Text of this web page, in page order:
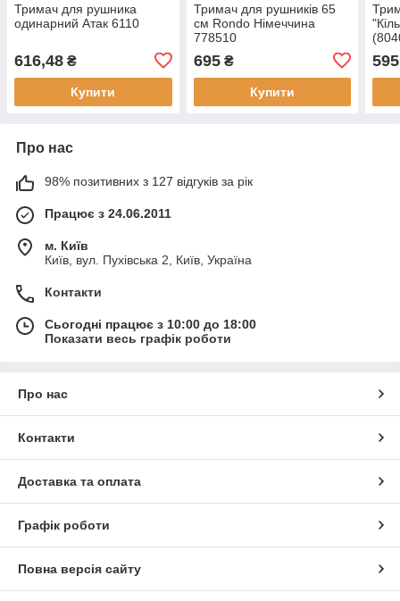
Тримач для рушника
одинарний Атак 6110
616,48 ₴
Купити
Тримач для рушників 65
см Rondo Німеччина
778510
695₴
Купити
595
Про нас
98% позитивних з 127 відгуків за рік
Працює з 24.06.2011
м. Київ
Київ, вул. Пухівська 2, Київ, Україна
Контакти
Сьогодні працює з 10:00 до 18:00
Показати весь графік роботи
Про нас
Контакти
Доставка та оплата
Графік роботи
Повна версія сайту